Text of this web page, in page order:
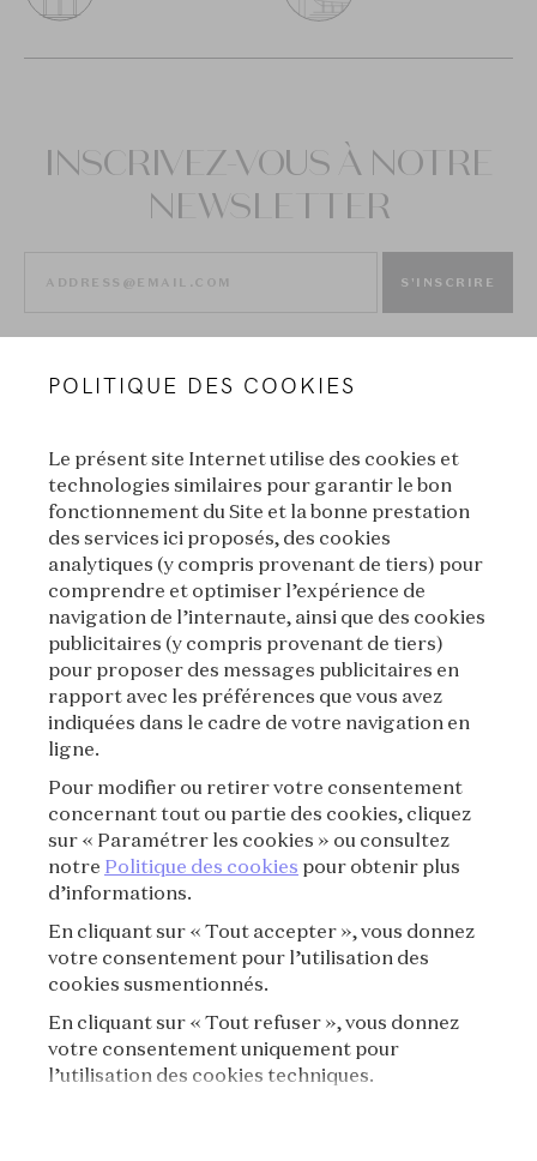
INSCRIVEZ-VOUS À NOTRE
NEWSLETTER
S'INSCRIRE
VAN CLEEF & ARPELS
MENTIONS LÉGALES
CONDITIONS GÉNÉRALES DE VENTE
CONDITIONS D'UTILISATION
POLITIQUE DE CONFIDENTIALITÉ
CRÉDITS
CONTACT
FAQ
RÈGLEMENT DE VISITE
POLITIQUE DES COOKIES
Le présent site Internet utilise des cookies et
technologies similaires pour garantir le bon
fonctionnement du Site et la bonne prestation
des services ici proposés, des cookies
analytiques (y compris provenant de tiers) pour
comprendre et optimiser l’expérience de
navigation de l’internaute, ainsi que des cookies
publicitaires (y compris provenant de tiers)
pour proposer des messages publicitaires en
rapport avec les préférences que vous avez
indiquées dans le cadre de votre navigation en
ligne.
Pour modifier ou retirer votre consentement
concernant tout ou partie des cookies, cliquez
sur « Paramétrer les cookies » ou consultez
notre Politique des cookies pour obtenir plus
d’informations.
En cliquant sur « Tout accepter », vous donnez
votre consentement pour l’utilisation des
cookies susmentionnés.
En cliquant sur « Tout refuser », vous donnez
votre consentement uniquement pour
l’utilisation des cookies techniques.